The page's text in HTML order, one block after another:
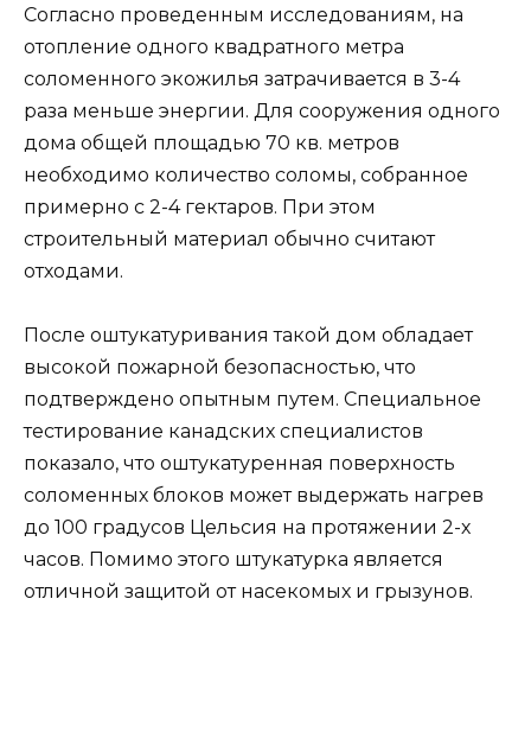
Согласно проведенным исследованиям, на
отопление одного квадратного метра
соломенного экожилья затрачивается в 3-4
раза меньше энергии. Для сооружения одного
дома общей площадью 70 кв. метров
необходимо количество соломы, собранное
примерно с 2-4 гектаров. При этом
строительный материал обычно считают
отходами.
После оштукатуривания такой дом обладает
высокой пожарной безопасностью, что
подтверждено опытным путем. Специальное
тестирование канадских специалистов
показало, что оштукатуренная поверхность
соломенных блоков может выдержать нагрев
до 100 градусов Цельсия на протяжении 2-х
часов. Помимо этого штукатурка является
отличной защитой от насекомых и грызунов.